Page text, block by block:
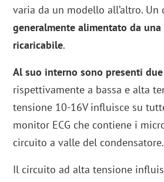
varia da un modello all’altro.
generalmente alimentato da
ricaricabile.
Al suo interno sono presenti
rispettivamente a bassa e alta
tensione 10-16V influisce su
monitor ECG che contiene i
circuito a valle del condensatore.
Il circuito ad alta tensione